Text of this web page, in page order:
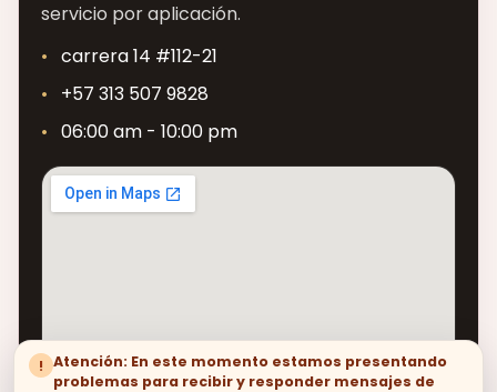
! Atención: En este momento estamos presentando
problemas para recibir y responder mensajes de
servicio por aplicación.
carrera 14 #112-21
+57 313 507 9828
06:00 am - 10:00 pm